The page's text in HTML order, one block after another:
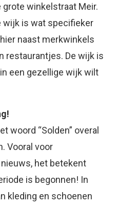
winkelstraat Meir.
wijk is wat specifieker
naast merkwinkels
restaurantjes. De wijk is
een gezellige wijk wilt
woord “Solden” overal
Vooral voor
het betekent
is begonnen! In
kleding en schoenen